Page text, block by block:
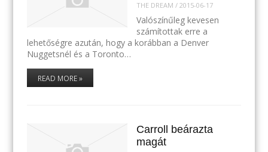
THE DREAM / 2015-06-17
Valószínűleg kevesen
számítottak erre a
lehetőségre azután, hogy a korábban a Denver
Nuggetsnél és a Toronto…
READ MORE »
Carroll beárazta
magát